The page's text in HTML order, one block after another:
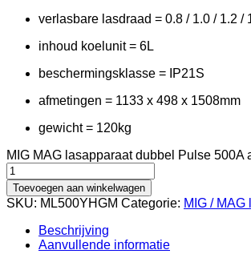
verlasbare lasdraad = 0.8 / 1.0 / 1.2 /
inhoud koelunit = 6L
beschermingsklasse = IP21S
afmetingen = 1133 x 498 x 1508mm
gewicht = 120kg
MIG MAG lasapparaat dubbel Pulse 500A
Toevoegen aan winkelwagen
SKU: ML500YHGM Categorie: MIG /
Beschrijving
Aanvullende informatie